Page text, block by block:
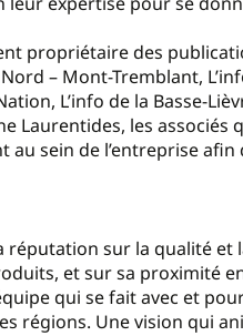
propriétaire des
– Mont-Tremblant,
L’info de la Basse-
Laurentides, les associés
au sein de l’entreprise
réputation sur la qualité
et sur sa proximité
qui se fait avec et
régions. Une vision qui